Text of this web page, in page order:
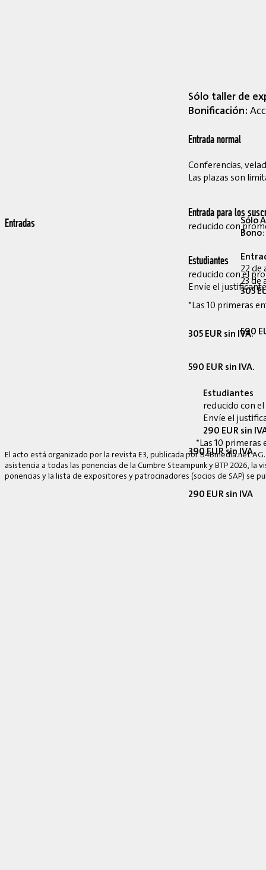
Sólo taller de
Bonificación:
Entrada normal
Conferencias,
Las plazas son
Entrada para los
reducido con
Estudiantes
reducido con el
Envíe el
*Las 10 primeras
305 EUR sin IVA.
590 EUR sin IVA.
390 EUR sin IVA.
290 EUR sin IVA
Entradas
Sólo
Bono:
22 de
23 de
305
590
Estudiantes
reducido con
Envíe el
290 EUR sin
*Las 10
El acto está organizado por la revista E3, publicada por B4Bmedia.net
asistencia a todas las ponencias de la Cumbre Steampunk y BTP 2026,
ponencias y la lista de expositores y patrocinadores (socios de SAP) se